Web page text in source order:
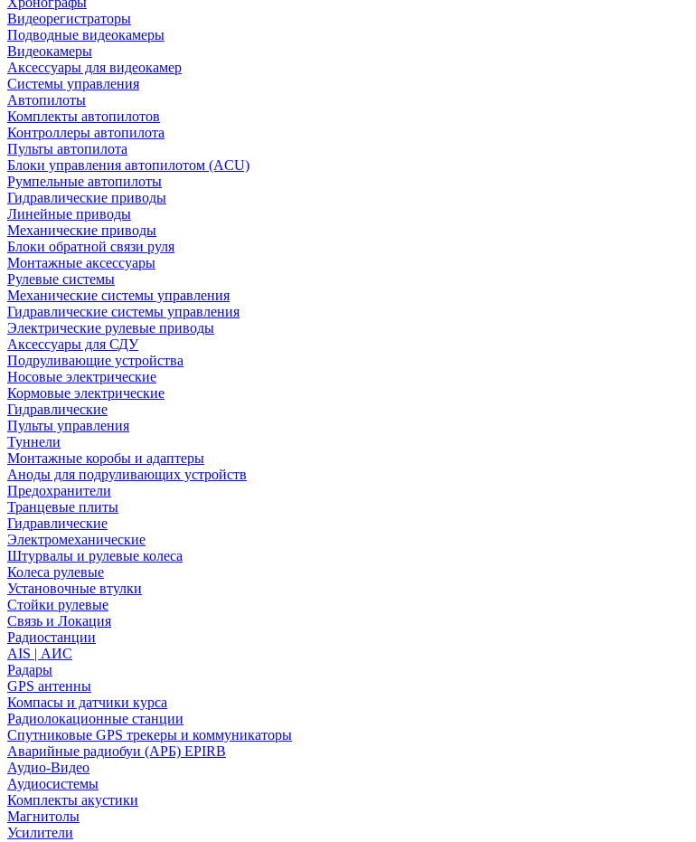
Видеорегистраторы
Подводные видеокамеры
Видеокамеры
Аксессуары для видеокамер
Системы управления
Автопилоты
Комплекты автопилотов
Контроллеры автопилота
Пульты автопилота
Блоки управления автопилотом (ACU)
Румпельные автопилоты
Гидравлические приводы
Линейные приводы
Механические приводы
Блоки обратной связи руля
Монтажные аксессуары
Рулевые системы
Механические системы управления
Гидравлические системы управления
Электрические рулевые приводы
Аксессуары для СДУ
Подруливающие устройства
Носовые электрические
Кормовые электрические
Гидравлические
Пульты управления
Туннели
Монтажные коробы и адаптеры
Аноды для подруливающих устройств
Предохранители
Транцевые плиты
Гидравлические
Электромеханические
Штурвалы и рулевые колеса
Колеса рулевые
Установочные втулки
Стойки рулевые
Связь и Локация
Радиостанции
AIS | АИС
Радары
GPS антенны
Компасы и датчики курса
Радиолокационные станции
Спутниковые GPS трекеры и коммуникаторы
Аварийные радиобуи (АРБ) EPIRB
Аудио-Видео
Аудиосистемы
Комплекты акустики
Магнитолы
Усилители